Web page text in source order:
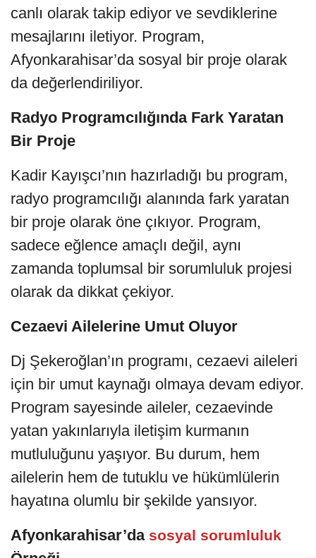
canlı olarak takip ediyor ve sevdiklerine
mesajlarını iletiyor. Program,
Afyonkarahisar’da sosyal bir proje olarak
da değerlendiriliyor.
Radyo Programcılığında Fark Yaratan
Bir Proje
Kadir Kayışcı’nın hazırladığı bu program,
radyo programcılığı alanında fark yaratan
bir proje olarak öne çıkıyor. Program,
sadece eğlence amaçlı değil, aynı
zamanda toplumsal bir sorumluluk projesi
olarak da dikkat çekiyor.
Cezaevi Ailelerine Umut Oluyor
Dj Şekeroğlan’ın programı, cezaevi aileleri
için bir umut kaynağı olmaya devam ediyor.
Program sayesinde aileler, cezaevinde
yatan yakınlarıyla iletişim kurmanın
mutluluğunu yaşıyor. Bu durum, hem
ailelerin hem de tutuklu ve hükümlülerin
hayatına olumlu bir şekilde yansıyor.
Afyonkarahisar’dasosyal sorumluluk